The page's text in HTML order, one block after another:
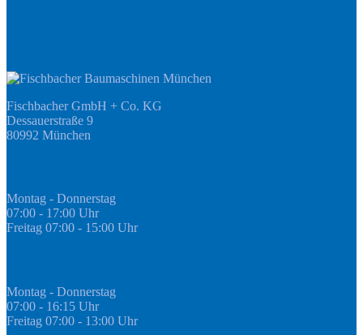
Fischbacher GmbH + Co. KG
Dessauerstraße 9
80992 München
Montag - Donnerstag
07:00 - 17:00 Uhr
Freitag 07:00 - 15:00 Uhr
Montag - Donnerstag
07:00 - 16:15 Uhr
Freitag 07:00 - 13:00 Uhr